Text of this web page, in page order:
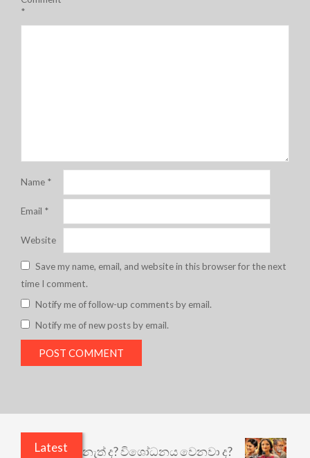
*
Name *
Email *
Website
Save my name, email, and website in this browser for the next
time I comment.
Notify me of follow-up comments by email.
Notify me of new posts by email.
Latest
කුඩු නැත් ද? විශෝධනය වෙනවා ද?